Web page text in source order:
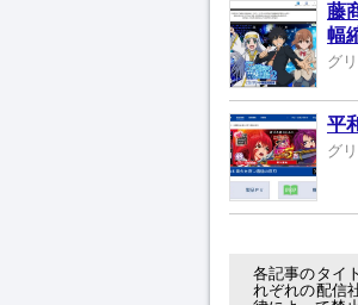
藤
幅
グ
平
グ
各記事のタイ
れぞれの配信